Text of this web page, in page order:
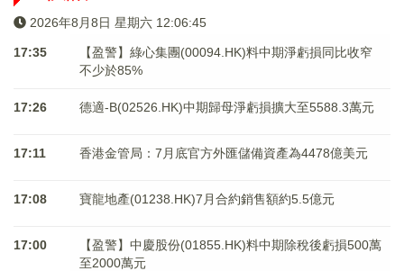
2026年8月8日 星期六 12:06:45
17:35
【盈警】綠心集團(00094.HK)料中期淨虧損同比收窄
不少於85%
17:26 德適-B(02526.HK)中期歸母淨虧損擴大至5588.3萬元
17:11 香港金管局：7月底官方外匯儲備資產為4478億美元
17:08 寶龍地產(01238.HK)7月合約銷售額約5.5億元
17:00
【盈警】中慶股份(01855.HK)料中期除稅後虧損500萬
至2000萬元